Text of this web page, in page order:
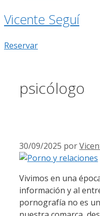
Vicente Seguí
Reservar
psicólogo
30/09/2025 por
Vivimos en una
información y al
pornografía no es